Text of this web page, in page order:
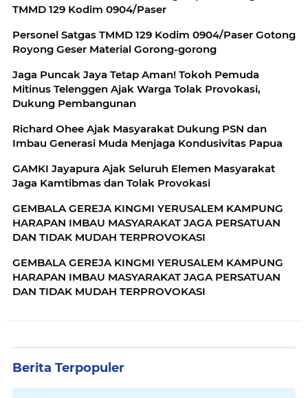
TMMD 129 Kodim 0904/Paser
Personel Satgas TMMD 129 Kodim 0904/Paser Gotong
Royong Geser Material Gorong-gorong
Jaga Puncak Jaya Tetap Aman! Tokoh Pemuda
Mitinus Telenggen Ajak Warga Tolak Provokasi,
Dukung Pembangunan
Richard Ohee Ajak Masyarakat Dukung PSN dan
Imbau Generasi Muda Menjaga Kondusivitas Papua
GAMKI Jayapura Ajak Seluruh Elemen Masyarakat
Jaga Kamtibmas dan Tolak Provokasi
GEMBALA GEREJA KINGMI YERUSALEM KAMPUNG
HARAPAN IMBAU MASYARAKAT JAGA PERSATUAN
DAN TIDAK MUDAH TERPROVOKASI
GEMBALA GEREJA KINGMI YERUSALEM KAMPUNG
HARAPAN IMBAU MASYARAKAT JAGA PERSATUAN
DAN TIDAK MUDAH TERPROVOKASI
Berita Terpopuler